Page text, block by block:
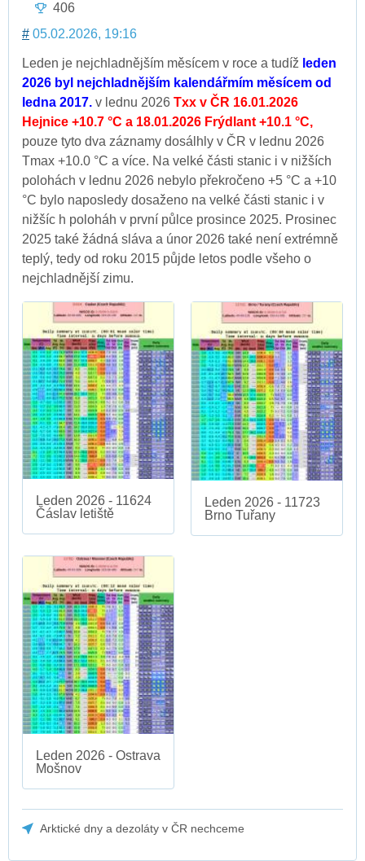
406
# 05.02.2026, 19:16
Leden je nejchladnějším měsícem v roce a tudíž leden
2026 byl nejchladnějším kalendářmím měsícem od
ledna 2017. v lednu 2026 Txx v ČR 16.01.2026
Hejnice +10.7 °C a 18.01.2026 Frýdlant +10.1 °C,
pouze tyto dva záznamy dosálhly v ČR v lednu 2026
Tmax +10.0 °C a více. Na velké části stanic i v nižších
polohách v lednu 2026 nebylo překročeno +5 °C a +10
°C bylo naposledy dosaženo na velké části stanic i v
nižšíc h poloháh v první půlce prosince 2025. Prosinec
2025 také žádná sláva a únor 2026 také není extrémně
teplý, tedy od roku 2015 půjde letos podle všeho o
nejchladnější zimu.
Leden 2026 - 11624
Čáslav letiště
Leden 2026 - 11723
Brno Tuřany
Leden 2026 - Ostrava
Mošnov
Arktické dny a dezoláty v ČR nechceme